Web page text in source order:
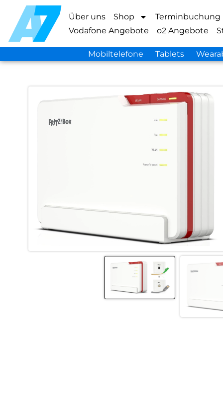
Über uns Shop Terminbuchung
Vodafone Angebote
o2 Angebote
Mobiltelefone Tablets